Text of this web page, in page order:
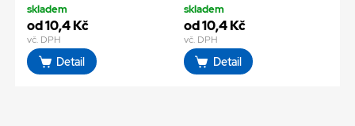
skladem
od 10,4 Kč
vč. DPH
Detail
skladem
od 10,4 Kč
vč. DPH
Detail